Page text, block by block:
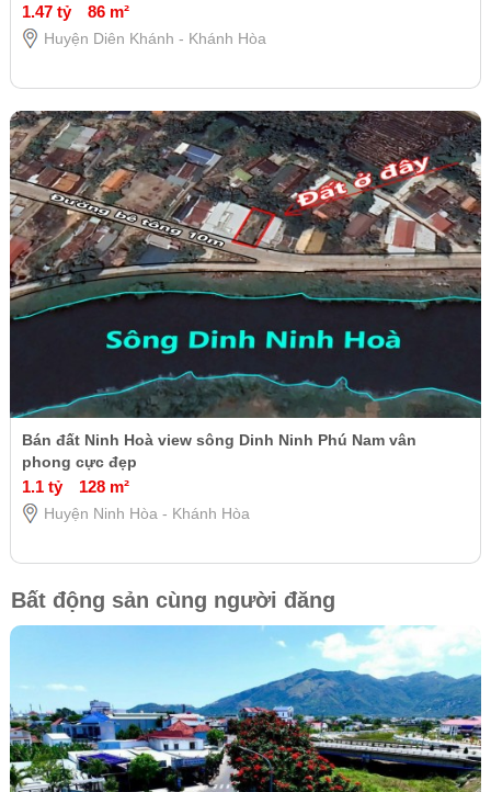
1.47 tỷ 86 m²
Huyện Diên Khánh - Khánh Hòa
Bán đất Ninh Hoà view sông Dinh Ninh Phú Nam vân
phong cực đẹp
1.1 tỷ 128 m²
Huyện Ninh Hòa - Khánh Hòa
Bất động sản cùng người đăng